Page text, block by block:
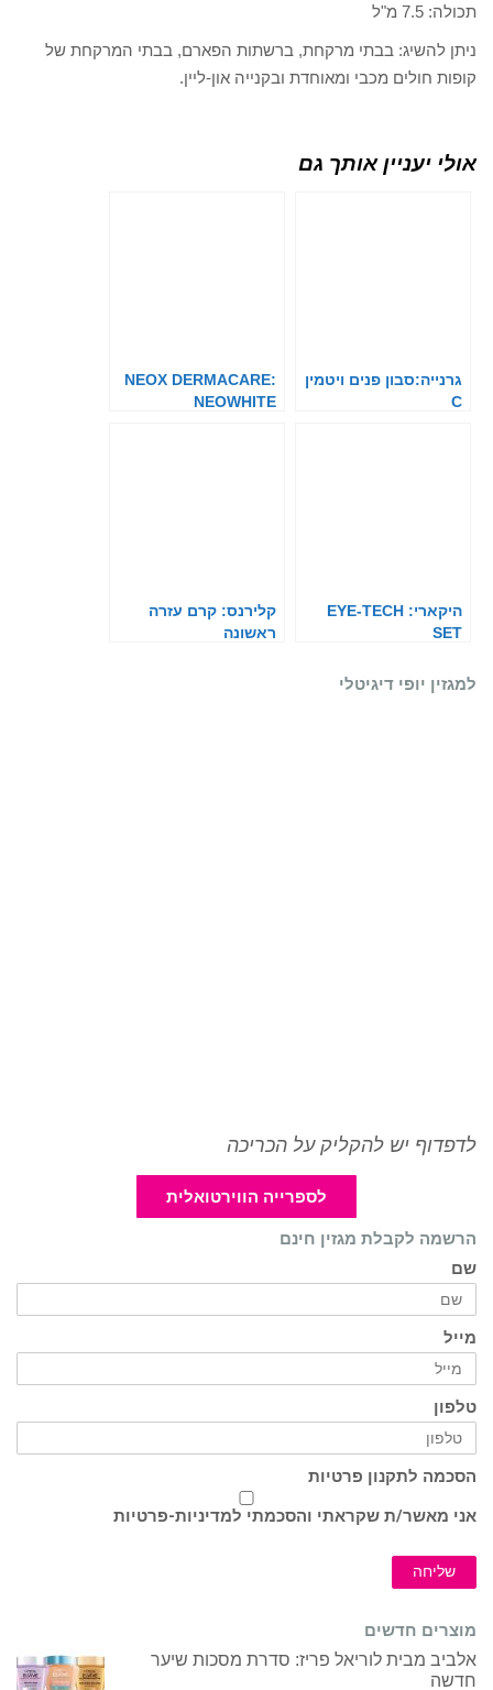
תכולה: 7.5 מ"ל
ניתן להשיג: בבתי מרקחת, ברשתות הפארם, בבתי המרקחת של
קופות חולים מכבי ומאוחדת ובקנייה און-ליין.
אולי יעניין אותך גם
גרנייה:סבון פנים ויטמין
C
NEOX DERMACARE:
NEOWHITE
היקארי: EYE-TECH
SET
קלירנס: קרם עזרה
ראשונה
למגזין יופי דיגיטלי
לדפדוף יש להקליק על הכריכה
לספרייה הווירטואלית
הרשמה לקבלת מגזין חינם
שם
מייל
טלפון
הסכמה לתקנון פרטיות
אני מאשר/ת שקראתי והסכמתי למדיניות-פרטיות
שליחה
מוצרים חדשים
אלביב מבית לוריאל פריז: סדרת מסכות שיער
חדשה